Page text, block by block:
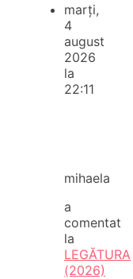
marți,
4
august
2026
la
22:11
mihaela
a
comentat
la
LEGĂTURA
(2026)